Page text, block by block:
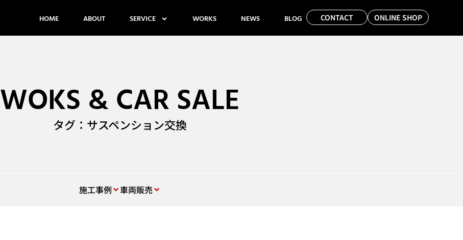
HOME ABOUT SERVICE WORKS NEWS BLOG CONTACT ONLINE SHOP
WOKS & CAR SALE
タグ：サスペンション交換
施工事例 車両販売